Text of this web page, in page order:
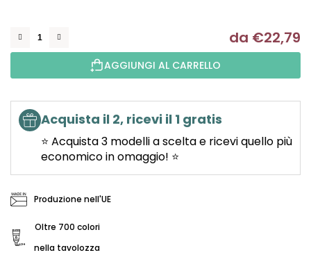
da €22,79
AGGIUNGI AL CARRELLO
Acquista il 2, ricevi il 1 gratis
⭐ Acquista 3 modelli a scelta e ricevi quello più
economico in omaggio! ⭐
Produzione nell'UE
Oltre 700 colori
nella tavolozza